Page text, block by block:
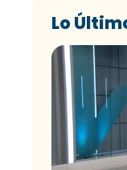
Lo